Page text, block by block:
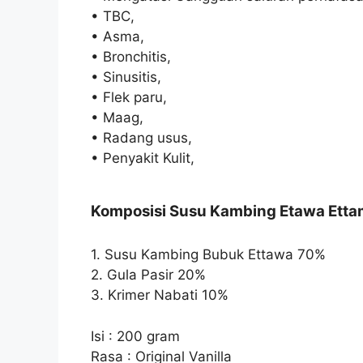
• TBC,
• Asma,
• Bronchitis,
• Sinusitis,
• Flek paru,
• Maag,
• Radang usus,
• Penyakit Kulit,
Komposisi Susu Kambing Etawa
1. Susu Kambing Bubuk Ettawa 70%
2. Gula Pasir 20%
3. Krimer Nabati 10%
Isi : 200 gram
Rasa : Original Vanilla